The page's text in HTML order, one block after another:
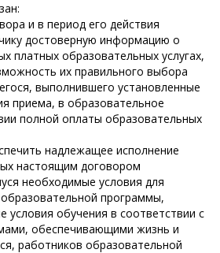
и в период его действия
достоверную информацию о
платных образовательных услугах,
их правильного выбора
выполнившего установленные
приема, в образовательное
полной оплаты образовательных
надлежащее исполнение
настоящим договором
необходимые условия для
программы,
условия обучения в соответствии с
обеспечивающими жизнь и
работников образовательной